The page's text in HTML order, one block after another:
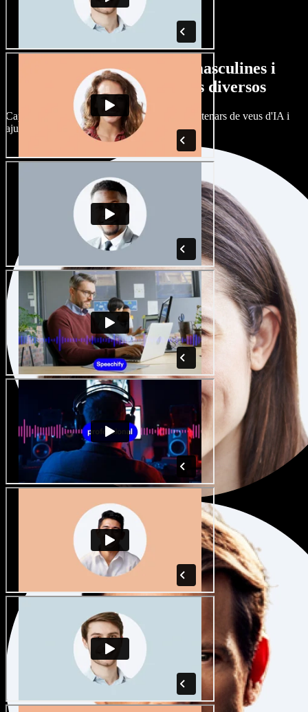
Gran varietat de veus masculines i
femenines amb accents diversos
Cap projecte ha de sonar igual. Tria entre centenars de veus d'IA i
ajusta'n l’accent.